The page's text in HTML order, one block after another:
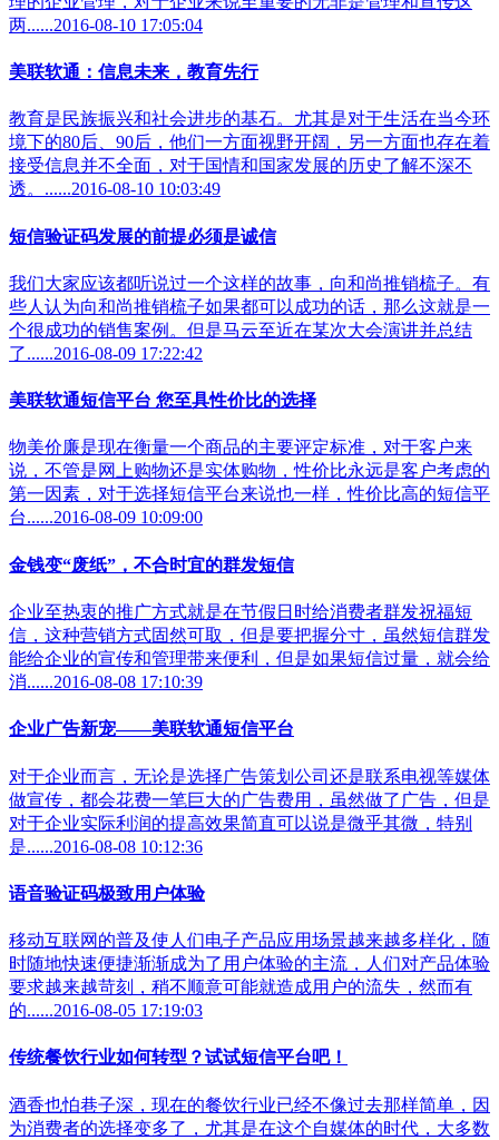
两......2016-08-10 17:05:04
美联软通：信息未来，教育先行
教育是民族振兴和社会进步的基石。尤其是对于生活在当今环
境下的80后、90后，他们一方面视野开阔，另一方面也存在着
接受信息并不全面，对于国情和国家发展的历史了解不深不
透。......2016-08-10 10:03:49
短信验证码发展的前提必须是诚信
我们大家应该都听说过一个这样的故事，向和尚推销梳子。有
些人认为向和尚推销梳子如果都可以成功的话，那么这就是一
个很成功的销售案例。但是马云至近在某次大会演讲并总结
了......2016-08-09 17:22:42
美联软通短信平台 您至具性价比的选择
物美价廉是现在衡量一个商品的主要评定标准，对于客户来
说，不管是网上购物还是实体购物，性价比永远是客户考虑的
第一因素，对于选择短信平台来说也一样，性价比高的短信平
台......2016-08-09 10:09:00
金钱变“废纸”，不合时宜的群发短信
企业至热衷的推广方式就是在节假日时给消费者群发祝福短
信，这种营销方式固然可取，但是要把握分寸，虽然短信群发
能给企业的宣传和管理带来便利，但是如果短信过量，就会给
消......2016-08-08 17:10:39
企业广告新宠——美联软通短信平台
对于企业而言，无论是选择广告策划公司还是联系电视等媒体
做宣传，都会花费一笔巨大的广告费用，虽然做了广告，但是
对于企业实际利润的提高效果简直可以说是微乎其微，特别
是......2016-08-08 10:12:36
语音验证码极致用户体验
移动互联网的普及使人们电子产品应用场景越来越多样化，随
时随地快速便捷渐渐成为了用户体验的主流，人们对产品体验
要求越来越苛刻，稍不顺意可能就造成用户的流失，然而有
的......2016-08-05 17:19:03
传统餐饮行业如何转型？试试短信平台吧！
酒香也怕巷子深，现在的餐饮行业已经不像过去那样简单，因
为消费者的选择变多了，尤其是在这个自媒体的时代，大多数